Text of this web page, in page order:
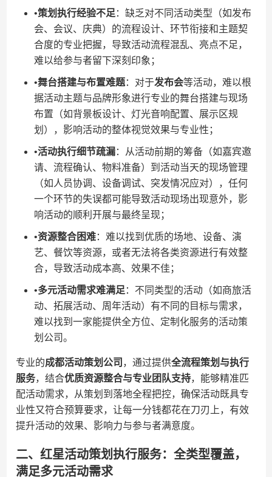
•​​策划执行经验不足​ ​：缺乏对不同活动类型（如发布
会、会议、庆典）的流程设计、环节衔接和主题契
合度的专业把握，导致活动流程混乱、亮点不足，
难以给参与者留下深刻印象；
•​​舞台搭建与布置难题​​：对于​​发布会​​等活动，难以根
据活动主题与品牌形象进行专业的舞台搭建与现场
布置（如背景板设计、灯光音响配置、展示区规
划），影响活动的整体视觉效果与专业性；
•​​活动执行细节疏漏​​：从活动前期的筹备（如嘉宾邀
请、流程确认、物料准备）到活动当天的现场管理
（如人员协调、设备调试、突发情况应对），任何
一个环节的失误都可能导致活动现场出现意外，影
响活动的顺利开展与最终呈现；
•​​资源整合困难​​：难以找到优质的场地、设备、演
艺、餐饮等资源，或者无法将各类资源进行有效整
合，导致活动成本高、效果不佳；
•​​多元活动需求难满足​ ​：不同类型的活动（如商旅活
动、拓展活动、周年活动）有不同的目标与需求，
难以找到一家能提供全方位、定制化服务的活动策
划公司。
专业的​​成都活动策划公司​ ​，通过提供​​全流程策划与执行
服务​​，结合​​优质资源整合与专业团队支持​​，能够精准匹
配活动需求，从策划到落地全程把控，确保活动既具专
业性又符合预算要求，让每一分钱都花在刀刃上，有效
提升活动的效果、影响力与参与者满意度。
二、红星活动策划执行服务：全类型覆盖，
满足多元活动需求